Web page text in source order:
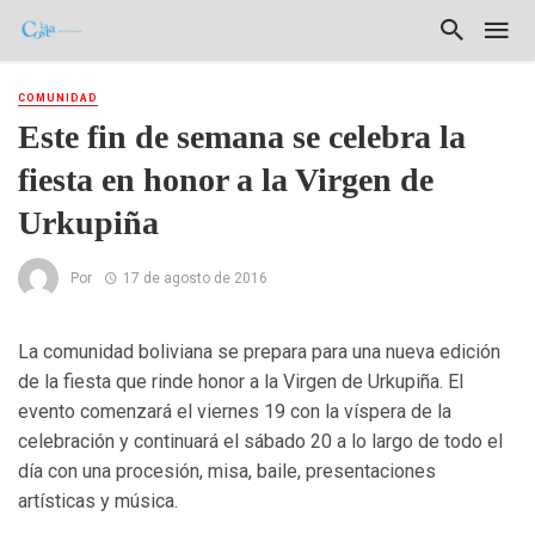
COMUNIDAD
Este fin de semana se celebra la
fiesta en honor a la Virgen de
Urkupiña
Por 17 de agosto de 2016
La comunidad boliviana se prepara para una nueva edición
de la fiesta que rinde honor a la Virgen de Urkupiña. El
evento comenzará el viernes 19 con la víspera de la
celebración y continuará el sábado 20 a lo largo de todo el
día con una procesión, misa, baile, presentaciones
artísticas y música.